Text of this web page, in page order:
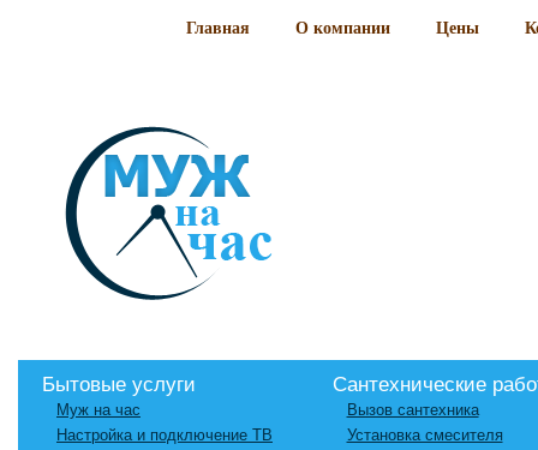
Главная О компании Цены
Бытовые услуги
Муж на час
Настройка и подключение ТВ
Сантехнические
Вызов сантехника
Установка смесителя